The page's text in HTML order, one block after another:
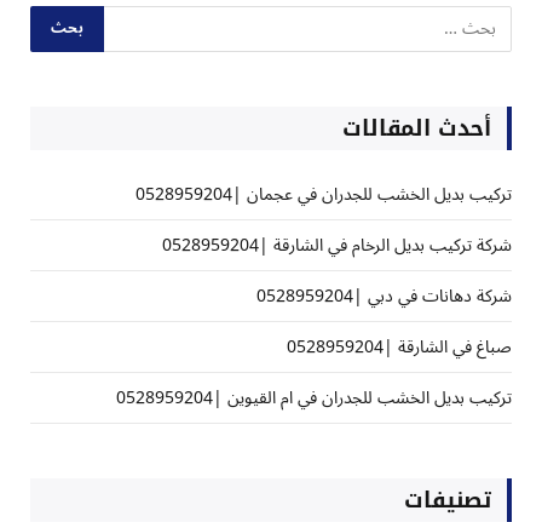
أحدث المقالات
تركيب بديل الخشب للجدران في عجمان |0528959204
شركة تركيب بديل الرخام في الشارقة |0528959204
شركة دهانات في دبي |0528959204
صباغ في الشارقة |0528959204
تركيب بديل الخشب للجدران في ام القيوين |0528959204
تصنيفات